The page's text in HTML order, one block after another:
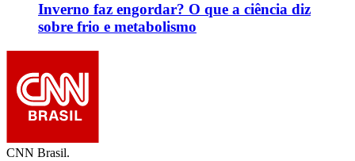
Inverno faz engordar? O que a ciência diz
sobre frio e metabolismo
CNN Brasil.